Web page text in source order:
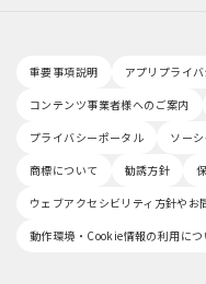
重要事項説明 アプリプライ
コンテンツ事業者様へのご案内
プライバシーポータル
ソー
商標について
勧誘方針
ウェブアクセシビリティ方針やお
動作環境・Cookie情報の利用につ